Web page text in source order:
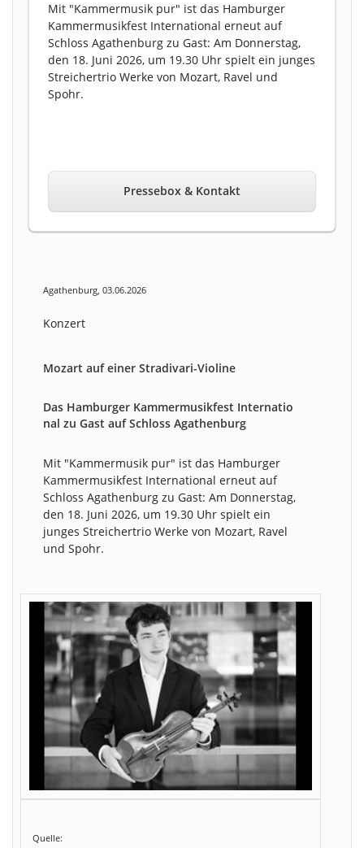
Mit "Kammermusik pur" ist das Hamburger
Kammermusikfest International erneut auf
Schloss Agathenburg zu Gast: Am Donnerstag,
den 18. Juni 2026, um 19.30 Uhr spielt ein junges
Streichertrio Werke von Mozart, Ravel und
Spohr.
Pressebox & Kontakt
Agathenburg, 03.06.2026
Konzert
Mozart auf einer Stradivari-Violine
Das Hamburger Kammermusikfest Internatio
nal zu Gast auf Schloss Agathenburg
Mit "Kammermusik pur" ist das Hamburger
Kammermusikfest International erneut auf
Schloss Agathenburg zu Gast: Am Donnerstag,
den 18. Juni 2026, um 19.30 Uhr spielt ein
junges Streichertrio Werke von Mozart, Ravel
und Spohr.
Quelle: